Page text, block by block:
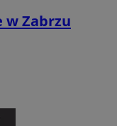
w Zabrzu